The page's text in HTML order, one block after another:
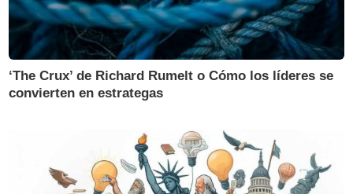
‘The Crux’ de Richard Rumelt o Cómo los líderes se
convierten en estrategas